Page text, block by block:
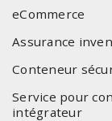
eCommerce
Assurance
Conteneur
Service pour
intégrateur